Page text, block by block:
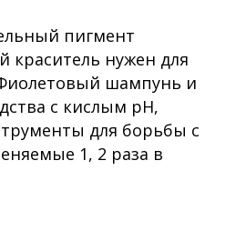
пигмент
краситель нужен для
шампунь и
с кислым pH,
для борьбы с
1, 2 раза в